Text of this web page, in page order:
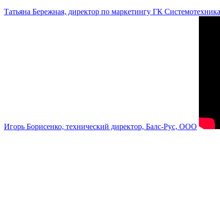
Татьяна Бережная, директор по маркетингу ГК Системотехника
Игорь Борисенко, технический директор, Балс-Рус, ООО